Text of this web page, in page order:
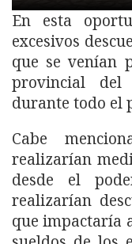
En esta
excesivos
que se venían
provincial del
durante todo el
Cabe
realizarían
desde el
realizarían
que impactaría